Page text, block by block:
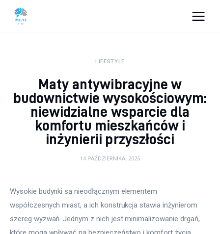
Biznes
Dom i ogród
Uroda
Więcej
LIFESTYLE
Maty antywibracyjne w
budownictwie wysokościowym:
niewidzialne wsparcie dla
komfortu mieszkańców i
inżynierii przyszłości
14 PAŹDZIERNIKA, 2025
Wysokie budynki są nieodłącznym elementem
współczesnych miast, a ich konstrukcja stawia inżynierom
szereg wyzwań. Jednym z nich jest minimalizowanie drgań,